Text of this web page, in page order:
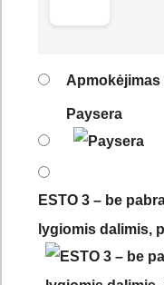
Paysera
ESTO 3 – be
lygiomis dalimis,